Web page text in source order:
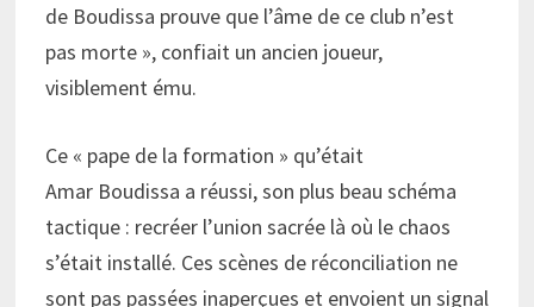
de Boudissa prouve que l’âme de ce club n’est
pas morte », confiait un ancien joueur,
visiblement ému.
Ce « pape de la formation » qu’était
Amar Boudissa a réussi, son plus beau schéma
tactique : recréer l’union sacrée là où le chaos
s’était installé. Ces scènes de réconciliation ne
sont pas passées inaperçues et envoient un signal